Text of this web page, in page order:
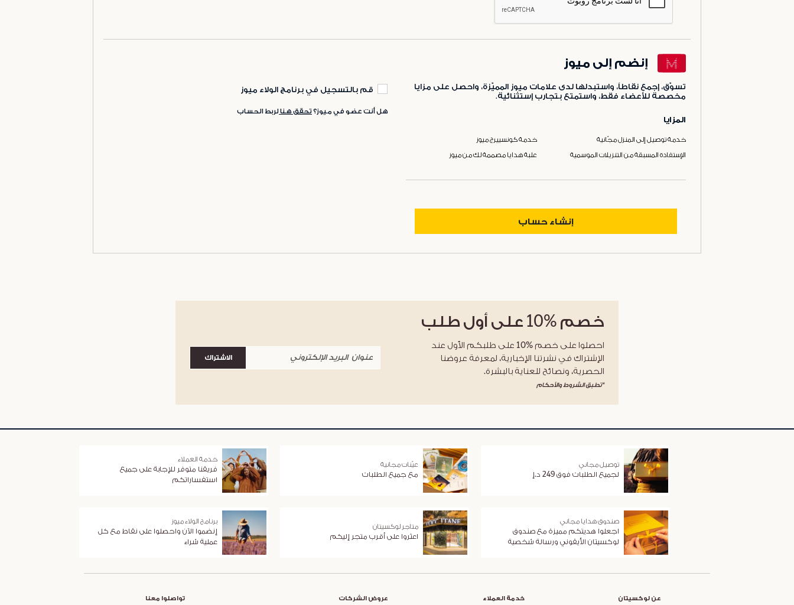
إنضم إلى ميوز
تسوّق، إجمع نقاطاً، واستبدلها لدى علامات ميوز المميّزة، واحصل على مزايا
مخصصة للأعضاء فقط، واستمتع بتجارب إستثنائية.
المزايا
خدمة توصيل إلى المنزل مجّانية خدمة كونسييرج ميوز
الإستفادة المسبقة من التنزيلات الموسمية علبة هدايا مصممة لك من ميوز
إنشاء حساب
قم بالتسجيل في برنامج الولاء ميوز
هل أنت عضو في ميوز؟ تحقق هنا لربط الحساب
خصم %10 على أول طلب
احصلوا على خصم %10 على طلبكم الأول عند
الإشتراك في نشرتنا الإخبارية، لمعرفة عروضنا
الحصرية، ونصائح للعناية بالبشرة.
*تطبق الشروط والأحكام
الاشتراك
توصيل مجاني
لجميع الطلبات فوق 249 د.إ
عيّنات مجانية
مع جميع الطلبات
خدمة العملاء
فريقنا متوفر للإجابة على جميع
استفساراتكم
صندوق هدايا مجاني
اجعلوا هديتكم مميزة مع صندوق
لوكسيتان الأيقوني ورسالة شخصية
متاجر لوكسيتان
اعثروا على أقرب متجر إليكم
برنامج الولاء ميوز
إنضموا الآن واحصلوا على نقاط مع كل
عملية شراء
عن لوكسيتان خدمة العملاء عروض الشركات تواصلوا معنا